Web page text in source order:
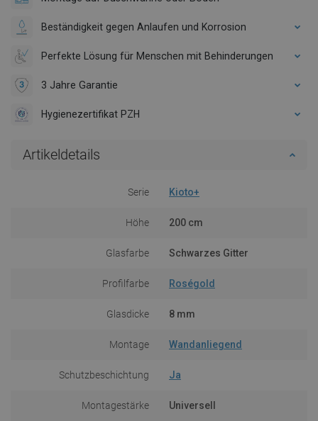
Beständigkeit gegen Anlaufen und Korrosion
Perfekte Lösung für Menschen mit Behinderungen
3 Jahre Garantie
Hygienezertifikat PZH
Artikeldetails
Serie Kioto+
Höhe 200 cm
Glasfarbe Schwarzes Gitter
Profilfarbe Roségold
Glasdicke 8 mm
Montage Wandanliegend
Schutzbeschichtung Ja
Montagestärke Universell